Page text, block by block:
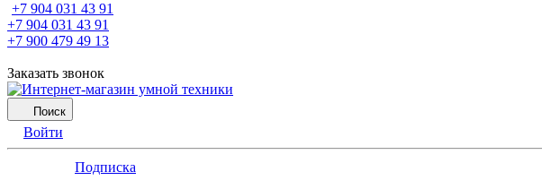
+7 904 031 43 91
+7 904 031 43 91
+7 900 479 49 13
Заказать звонок
Поиск
Войти
Подписка